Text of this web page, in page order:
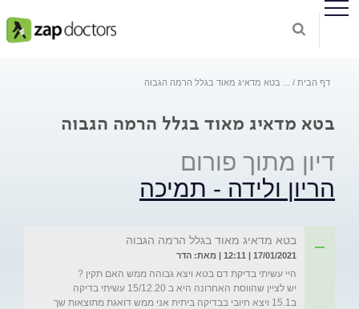
דף הבית בטא מדאיג מאוד בגלל הרמה הגבוה
בטא מדאיג מאוד בגלל הרמה הגבוה
דיון מתוך פורום
הריון ולידה - תמיכה
בטא מדאיג מאוד בגלל הרמה הגבוה
17/01/2021 | 12:11 | מאת: הדר
יש לציין שהווסת האחרונה היא ב 15/12.20 עשיתי בדיקה
ב15.1 ויצא חיובי בבדיקה ביתית אני ממש דואגת מתוצאות שך